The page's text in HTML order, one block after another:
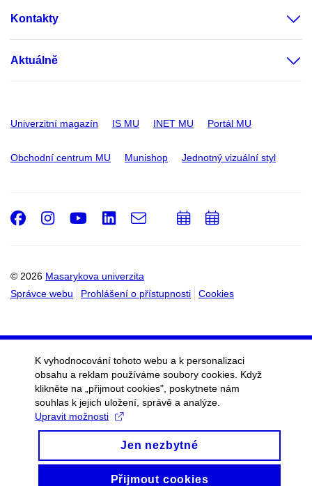
Kontakty
Aktuálně
Univerzitní magazín IS MU INET MU Portál MU
Obchodní centrum MU Munishop Jednotný vizuální styl
© 2026 Masarykova univerzita
Správce webu
Prohlášení o přístupnosti Cookies
Facebook
Instagram
Youtube
LinkedIn
e-
Email
PřidatPřidat
K vyhodnocování tohoto webu a k personalizaci
obsahu a reklam používáme soubory cookies. Když
klikněte na „přijmout cookies", poskytnete nám
souhlas k jejich uložení, správě a analýze.
Upravit možnosti
Jen nezbytné
Přijmout cookies